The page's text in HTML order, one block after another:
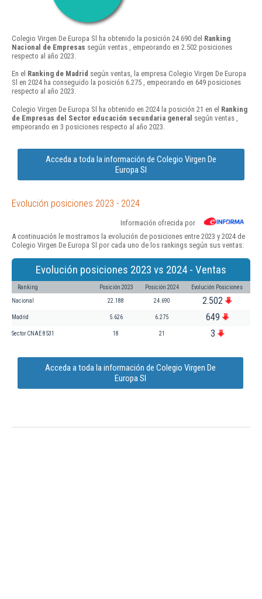
Colegio Virgen De Europa Sl ha obtenido la posición 24.690 del Ranking
Nacional de Empresas según ventas , empeorando en 2.502 posiciones
respecto al año 2023.
En el Ranking de Madrid según ventas, la empresa Colegio Virgen De Europa
Sl en 2024 ha conseguido la posición 6.275 , empeorando en 649 posiciones
respecto al año 2023.
Colegio Virgen De Europa Sl ha obtenido en 2024 la posición 21 en el Ranking
de Empresas del Sector educación secundaria general según ventas ,
empeorando en 3 posiciones respecto al año 2023.
Acceda a toda la información de Colegio Virgen De
Europa Sl
Evolución posiciones 2023 - 2024
Información ofrecida por
A continuación le mostramos la evolución de posiciones entre 2023 y 2024 de
Colegio Virgen De Europa Sl por cada uno de los rankings según sus ventas:
Evolución posiciones 2023 vs 2024 - Ventas
Ranking Posición 2023 Posición 2024 Evolución Posiciones
Nacional 22.188 24.690 2.502
Madrid 5.626 6.275 649
Sector CNAE 8531 18 21 3
Acceda a toda la información de Colegio Virgen De
Europa Sl